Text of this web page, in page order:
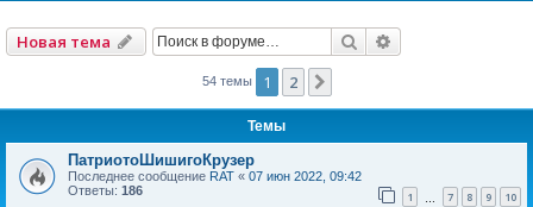
Новая тема Поиск
54 темы 1 2
Темы
ПатриотоШишигоКрузер
Последнее сообщение RAT « 07 июн 2022, 09:42
Ответы: 186 1 7 8 9 10